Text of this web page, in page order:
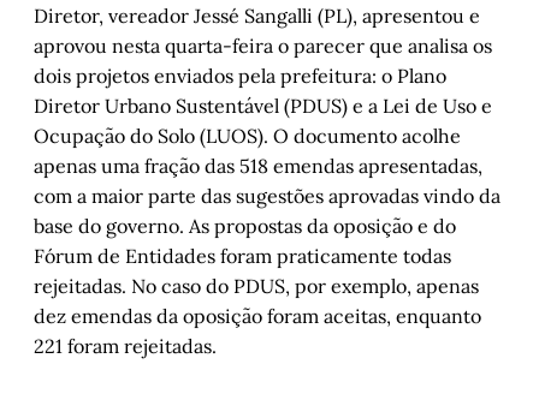
Diretor, vereador Jessé Sangalli (PL), apresentou e
aprovou nesta quarta-feira o parecer que analisa os
dois projetos enviados pela prefeitura: o Plano
Diretor Urbano Sustentável (PDUS) e a Lei de Uso e
Ocupação do Solo (LUOS). O documento acolhe
apenas uma fração das 518 emendas apresentadas,
com a maior parte das sugestões aprovadas vindo da
base do governo. As propostas da oposição e do
Fórum de Entidades foram praticamente todas
rejeitadas. No caso do PDUS, por exemplo, apenas
dez emendas da oposição foram aceitas, enquanto
221 foram rejeitadas.